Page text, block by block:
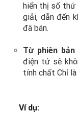
hiển thị số thứ
giải, dẫn đến
đã bán.
Từ phiên bản
điện tử sẽ
tính chất Chỉ
Ví dụ: